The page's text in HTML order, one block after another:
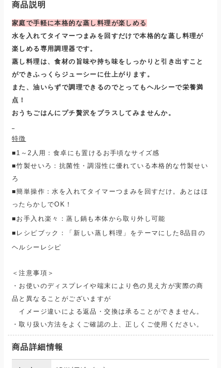
配送・送料について
商品説明
家庭で手軽に本格的な蒸し料理が楽しめる
水を入れてタイマーつまみを回すだけで本格的な蒸し料理が
楽しめる専用調理器です。
蒸し料理は、食材の旨味や持ち味をしっかりと引き出すこと
ができふっくらジューシーに仕上がります。
また、油いらずで調理できるのでとってもヘルシーで栄養満
点！
おうちごはんにプチ贅沢をプラスしてみませんか。
特徴
■ 1～2人用：食卓にも置けるお手頃なサイズ感
■竹製せいろ：抗菌性・調湿性に優れている本格的な竹製せい
ろ
■簡単操作：水を入れてタイマーつまみを回すだけ。あとはほ
ったらかしでOK！
■ お手入れ楽々：蒸し鍋も本体から取り外し可能
■ レシピブック：「新しい蒸し料理」をテーマにした8品目の
ヘルシーレシピ
＜注意事項＞
・お使いのディスプレイや端末により色の見え方が実際の商
品と異なることがございますが
イメージ違いによる返品・交換は承ることができません。
・取り扱い方法をよくご確認の上、正しくご使用ください。
商品詳細情報